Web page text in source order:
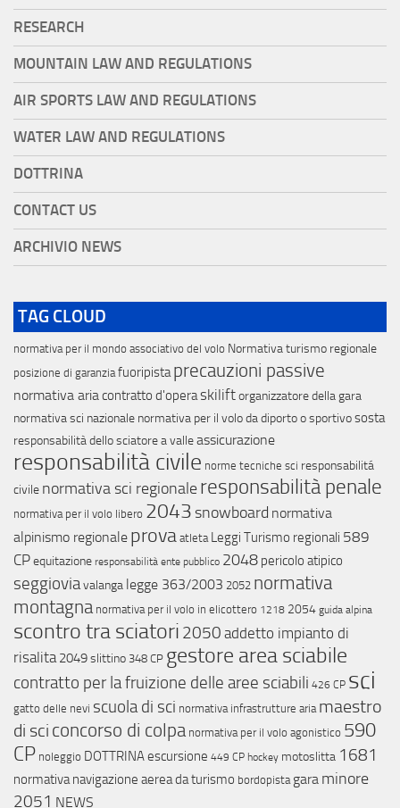
RESEARCH
MOUNTAIN LAW AND REGULATIONS
AIR SPORTS LAW AND REGULATIONS
WATER LAW AND REGULATIONS
DOTTRINA
CONTACT US
ARCHIVIO NEWS
TAG CLOUD
normativa per il mondo associativo del volo Normativa turismo regionale
posizione di garanzia fuoripista precauzioni passive
normativa aria contratto d'operaskiliftorganizzatore della gara
normativa sci nazionale normativa per il volo da diporto o sportivososta
responsabilità dello sciatore a valleassicurazione
responsabilità civile norme tecniche sci responsabilitá
civile normativa sci regionaleresponsabilità penale
normativa per il volo libero 2043 snowboard normativa
alpinismo regionale prova atleta Leggi Turismo regionali 589
CPequitazione responsabilità ente pubblico 2048 pericolo atipico
seggioviavalanga legge 363/2003 2052 normativa
montagna normativa per il volo in elicottero 1218 2054 guida alpina
scontro tra sciatori 2050 addetto impianto di
risalita 2049slittino 348 CP gestore area sciabile
contratto per la fruizione delle aree sciabili 426 CP sci
gatto delle nevi scuola di sci normativa infrastrutture aria maestro
di sci concorso di colpa normativa per il volo agonistico 590
CP noleggio DOTTRINAescursione 449 CP hockey motoslitta 1681
normativa navigazione aerea da turismo bordopista gara minore
2051 NEWS